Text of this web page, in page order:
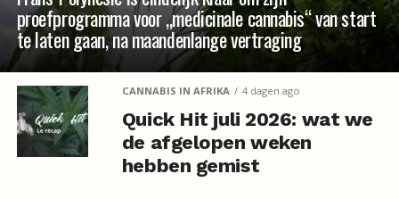
proefprogramma voor „medicinale cannabis“ van start
te laten gaan, na maandenlange vertraging
CANNABIS IN AFRIKA 4 dagen ago
Quick Hit juli 2026: wat we
de afgelopen weken
hebben gemist